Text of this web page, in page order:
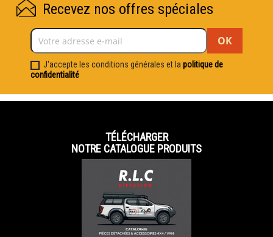
Recevez nos offres spéciales
J'accepte les conditions générales et lapolitique de
confidentialité
TÉLÉCHARGER
NOTRE CATALOGUE PRODUITS